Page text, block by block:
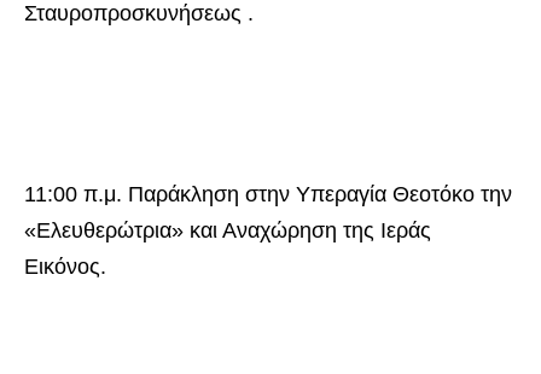
Σταυροπροσκυνήσεως .
11:00 π.μ. Παράκληση στην Υπεραγία Θεοτόκο την
«Ελευθερώτρια» και Αναχώρηση της Ιεράς
Εικόνος.